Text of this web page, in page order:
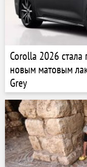
Corolla 2026
новым матовым
Grey